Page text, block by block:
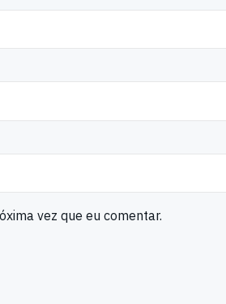
vez que eu comentar.